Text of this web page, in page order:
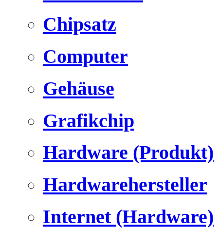
Chipsatz
Computer
Gehäuse
Grafikchip
Hardware (Produkt)
Hardwarehersteller
Internet (Hardware)